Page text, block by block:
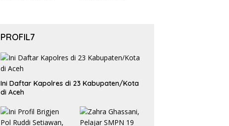
PROFIL7
Ini Daftar Kapolres di 23 Kabupaten/Kota
di Aceh